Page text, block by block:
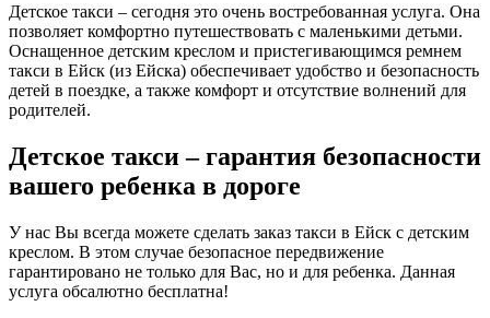
Детское такси – сегодня это очень востребованная услуга. Она
позволяет комфортно путешествовать с маленькими детьми.
Оснащенное детским креслом и пристегивающимся ремнем
такси в Ейск (из Ейска) обеспечивает удобство и безопасность
детей в поездке, а также комфорт и отсутствие волнений для
родителей.
Детское такси – гарантия безопасности
вашего ребенка в дороге
У нас Вы всегда можете сделать заказ такси в Ейск с детским
креслом. В этом случае безопасное передвижение
гарантировано не только для Вас, но и для ребенка. Данная
услуга обсалютно бесплатна!